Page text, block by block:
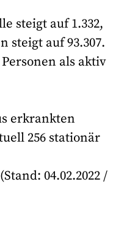
steigt auf 1.332,
steigt auf 93.307.
als aktiv
erkrankten
256 stationär
04.02.2022 /